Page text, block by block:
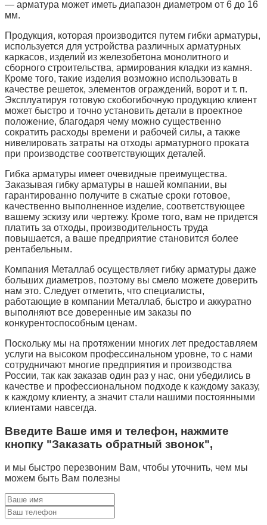
— арматура может иметь диапазон диаметром от 6 до 16
мм.
Продукция, которая производится путем гибки арматуры,
используется для устройства различных арматурных
каркасов, изделий из железобетона монолитного и
сборного строительства, армирования кладки из камня.
Кроме того, такие изделия возможно использовать в
качестве решеток, элементов ограждений, ворот и т. п.
Эксплуатируя готовую скобогибочную продукцию клиент
может быстро и точно установить детали в проектное
положение, благодаря чему можно существенно
сократить расходы времени и рабочей силы, а также
нивелировать затраты на отходы арматурного проката
при производстве соответствующих деталей.
Гибка арматуры имеет очевидные преимущества.
Заказывая гибку арматуры в нашей компании, вы
гарантированно получите в сжатые сроки готовое,
качественно выполненное изделие, соответствующее
вашему эскизу или чертежу. Кроме того, вам не придется
платить за отходы, производительность труда
повышается, а ваше предприятие становится более
рентабельным.
Компания Металлаб осуществляет гибку арматуры даже
больших диаметров, поэтому вы смело можете доверить
нам это. Следует отметить, что специалисты,
работающие в компании Металлаб, быстро и аккуратно
выполняют все доверенные им заказы по
конкурентоспособным ценам.
Поскольку мы на протяжении многих лет предоставляем
услуги на высоком профессинальном уровне, то с нами
сотрудничают многие предприятия и производства
России, так как заказав один раз у нас, они убедились в
качестве и профессиональном подходе к каждому заказу,
к каждому клиенту, а значит стали нашими постоянными
клиентами навсегда.
Введите Ваше имя и телефон, нажмите
кнопку "Заказать обратный звонок",
и мы быстро перезвоним Вам, чтобы уточнить, чем мы
можем быть Вам полезны